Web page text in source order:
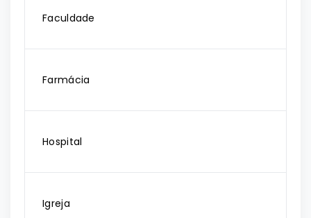
Faculdade
Farmácia
Hospital
Igreja